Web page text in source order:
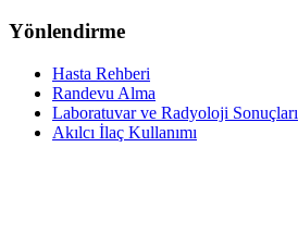
Yönlendirme
Hasta Rehberi
Randevu Alma
Laboratuvar ve Radyoloji Sonuçları
Akılcı İlaç Kullanımı